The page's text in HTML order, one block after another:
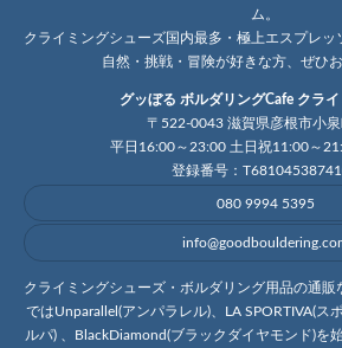
ム。
クライミングシューズ国内最多・極上エスプレッ
自然・挑戦・冒険が好きな方、ぜひ
グッぼる ボルダリングCafe クラ
〒522-0043 滋賀県彦根市小
平日16:00～23:00 土日祝11:00～
登録番号：
080 9994 5395
クライミングシューズ・ボルダリング用品の通販
ではUnparallel(アンパラレル)、LA SPORTIVA(ス
ルパ) 、BlackDiamond(ブラックダイヤモンド)を